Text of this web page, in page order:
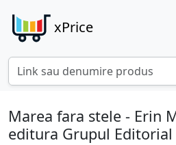
xPrice
Marea fara stele - Erin
editura Grupul